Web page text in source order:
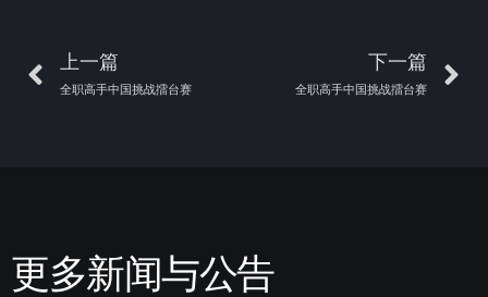
上一篇
全职高手中国挑战擂台赛
下一篇
全职高手中国挑战擂台赛
更多新闻与公告